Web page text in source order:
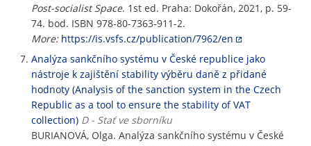
Post-socialist Space. 1st ed. Praha: Dokořán, 2021, p. 59-
74. bod. ISBN 978-80-7363-911-2.
More: https://is.vsfs.cz/publication/7962/en
Analýza sankčního systému v České republice jako
nástroje k zajištění stability výběru daně z přidané
hodnoty (Analysis of the sanction system in the Czech
Republic as a tool to ensure the stability of VAT
collection) D - Stať ve sborníku
BURIANOVÁ, Olga. Analýza sankčního systému v České